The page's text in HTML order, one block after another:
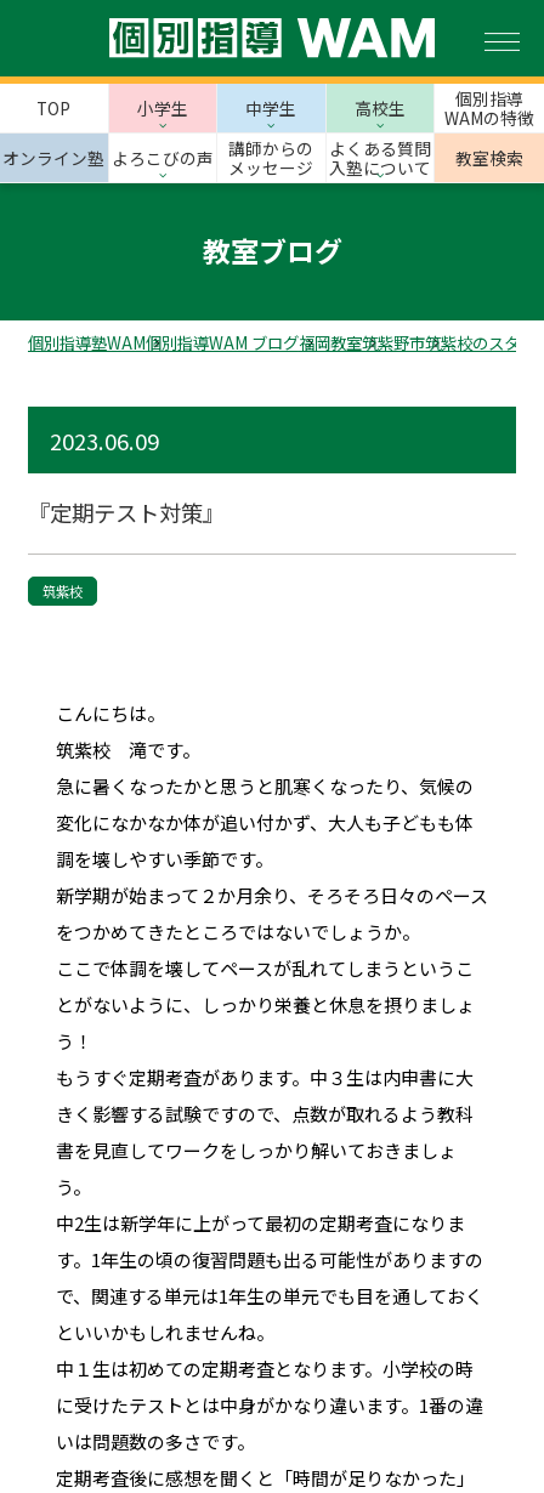
TOP 小学生 中学生 高校生
個別指導
WAMの特徴
オンライン塾 よろこびの声
講師からの
メッセージ
よくある質問
入塾について
教室検索
教室ブログ
個別指導塾WAM個別指導WAM ブログ福岡教室筑紫野市筑紫校のスタッ
2023.06.09
『定期テスト対策』
筑紫校
こんにちは。
筑紫校 滝です。
急に暑くなったかと思うと肌寒くなったり、気候の
変化になかなか体が追い付かず、大人も子どもも体
調を壊しやすい季節です。
新学期が始まって２か月余り、そろそろ日々のペース
をつかめてきたところではないでしょうか。
ここで体調を壊してペースが乱れてしまうというこ
とがないように、しっかり栄養と休息を摂りましょ
う！
もうすぐ定期考査があります。中３生は内申書に大
きく影響する試験ですので、点数が取れるよう教科
書を見直してワークをしっかり解いておきましょ
う。
中2生は新学年に上がって最初の定期考査になりま
す。1年生の頃の復習問題も出る可能性がありますの
で、関連する単元は1年生の単元でも目を通しておく
といいかもしれませんね。
中１生は初めての定期考査となります。小学校の時
に受けたテストとは中身がかなり違います。1番の違
いは問題数の多さです。
定期考査後に感想を聞くと「時間が足りなかった」